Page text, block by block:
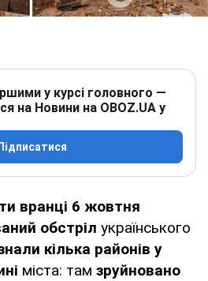
у курсі головного —
на Новини на OBOZ.UA у
Підписатися
вранці 6 жовтня
обстріл українського
кілька районів у
міста: там зруйновано